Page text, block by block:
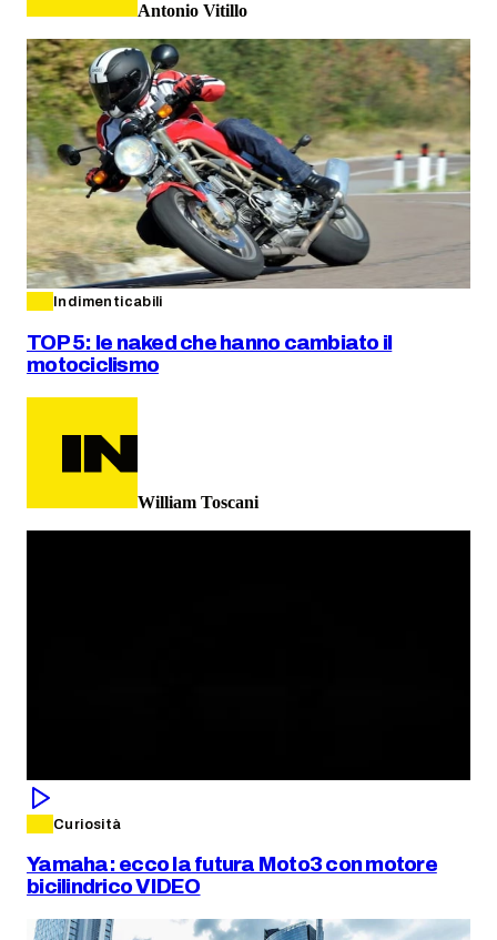
Antonio Vitillo
Indimenticabili
TOP 5: le naked che hanno cambiato il
motociclismo
William Toscani
Curiosità
Yamaha: ecco la futura Moto3 con motore
bicilindrico VIDEO